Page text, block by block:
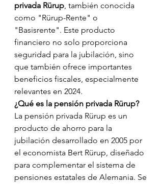
privada Rürup, también conocida
como "Rürup-Rente" o
"Basisrente". Este producto
financiero no solo proporciona
seguridad para la jubilación, sino
que también ofrece importantes
beneficios fiscales, especialmente
relevantes en 2024.
¿Qué es la pensión privada Rürup?
La pensión privada Rürup es un
producto de ahorro para la
jubilación desarrollado en 2005 por
el economista Bert Rürup, diseñado
para complementar el sistema de
pensiones estatales de Alemania. Se